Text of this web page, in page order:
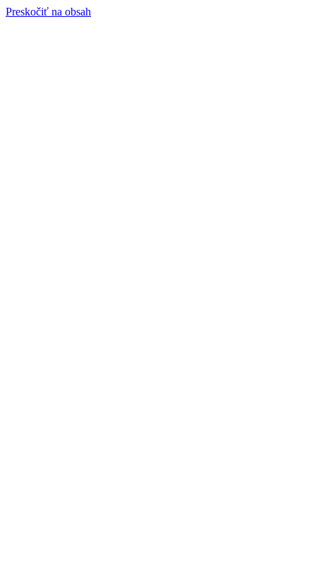
Preskočiť na obsah